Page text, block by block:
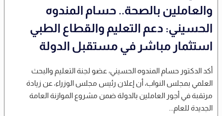
والعاملين بالصحة.. حسام المندوه
الحسيني: دعم التعليم والقطاع الطبي
استثمار مباشر في مستقبل الدولة
أكد الدكتور حسام المندوه الحسيني، عضو لجنة التعليم والبحث
العلمي بمجلس النواب، أن إعلان رئيس مجلس الوزراء، عن زيادة
مرتقبة في أجور العاملين بالدولة ضمن مشروع الموازنة العامة
الجديدة للعام...